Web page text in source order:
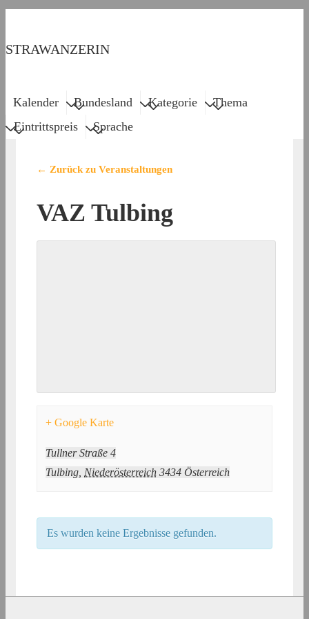
Inhalt
STRAWANZERIN
Main
Kalender Bundesland Kategorie
Thema
Eintrittspreis
Sprache
← Zurück zu Veranstaltungen
VAZ Tulbing
+ Google Karte
Tullner Straße 4
Tulbing Niederösterreich 3434 Österreich
Es wurden keine Ergebnisse gefunden.